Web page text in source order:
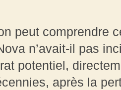
peut comprendre
n’avait-il pas
potentiel,
après la